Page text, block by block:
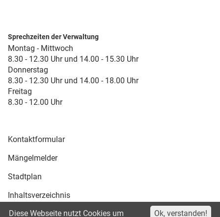
Sprechzeiten der Verwaltung
Montag - Mittwoch
8.30 - 12.30 Uhr und 14.00 - 15.30 Uhr
Donnerstag
8.30 - 12.30 Uhr und 14.00 - 18.00 Uhr
Freitag
8.30 - 12.00 Uhr
Kontaktformular
Mängelmelder
Stadtplan
Inhaltsverzeichnis
Druckansicht
Ok, verstanden!
Diese Webseite nutzt Cookies um